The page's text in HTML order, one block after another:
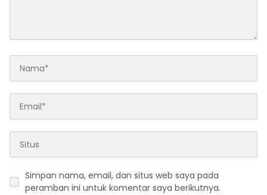
Simpan nama, email, dan situs web saya pada
peramban ini untuk komentar saya berikutnya.